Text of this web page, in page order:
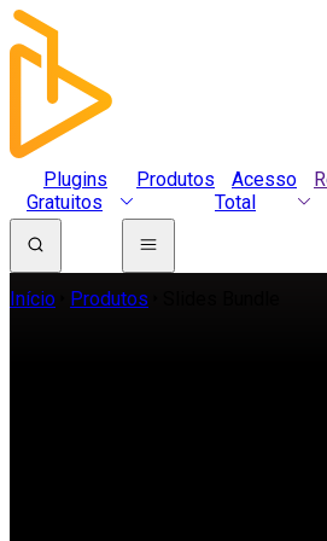
Plugins
Gratuitos
Produtos
Acesso
Total
Início Produtos